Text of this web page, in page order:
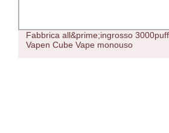
Barra colore EKS monouso OEM non
ricaricabili Produttori personalizzati